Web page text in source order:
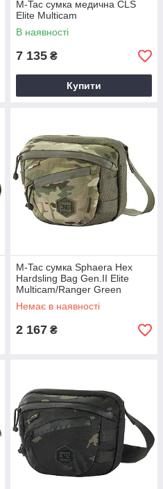
M-Tac сумка медична CLS
Elite Multicam
В наявності
7 135 ₴
Купити
M-Tac сумка Sphaera Hex
Hardsling Bag Gen.II Elite
Multicam/Ranger Green
Немає в наявності
2 167 ₴